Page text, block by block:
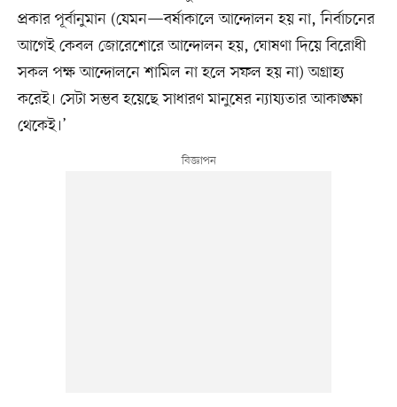
প্রকার পূর্বানুমান (যেমন—বর্ষাকালে আন্দোলন হয় না, নির্বাচনের
আগেই কেবল জোরেশোরে আন্দোলন হয়, ঘোষণা দিয়ে বিরোধী
সকল পক্ষ আন্দোলনে শামিল না হলে সফল হয় না) অগ্রাহ্য
করেই। সেটা সম্ভব হয়েছে সাধারণ মানুষের ন্যায্যতার আকাঙ্ক্ষা
থেকেই।’